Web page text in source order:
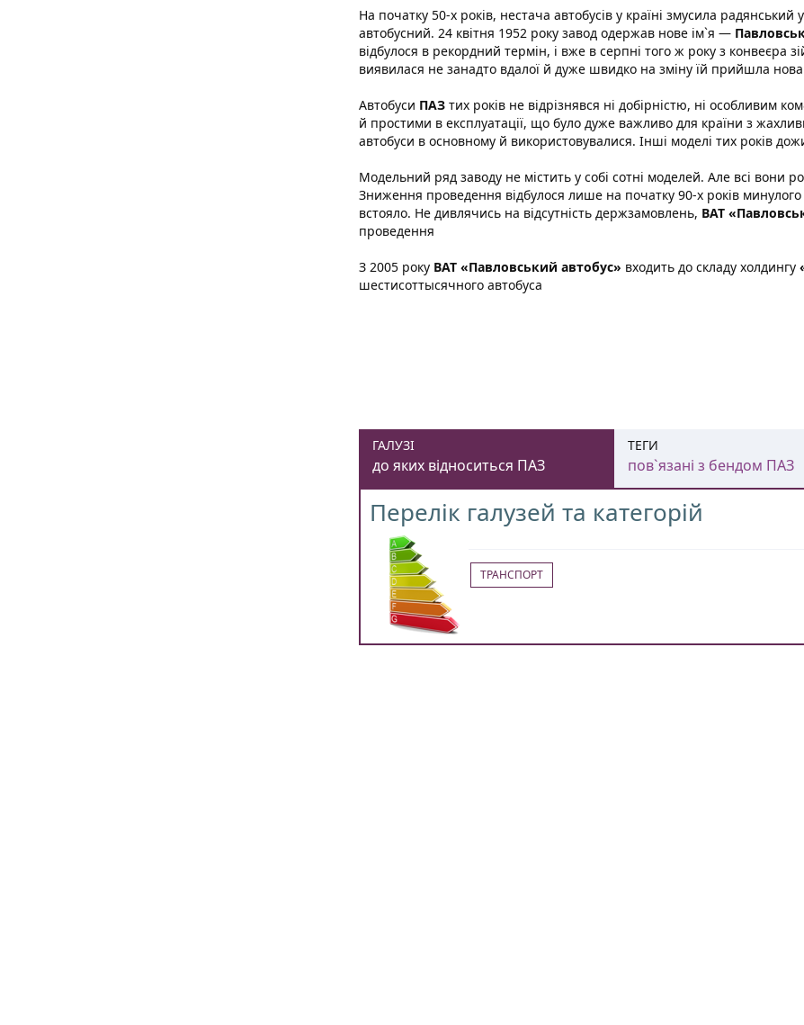
На початку 50-х років, нестача автобусів у країні змусила
автобусний. 24 квітня 1952 року завод одержав нове ім`я —
відбулося в рекордний термін, і вже в серпні того ж року з конвеєра
виявилася не занадто вдалої й дуже швидко на зміну їй прийшла
Автобуси ПАЗтих років не відрізнявся ні добірністю, ні особливим
й простими в експлуатації, що було дуже важливо для країни з
автобуси в основному й використовувалися. Інші моделі тих років
Модельний ряд заводу не містить у собі сотні моделей. Але всі вони
Зниження проведення відбулося лише на початку 90-х років минулого
встояло. Не дивлячись на відсутність держзамовлень, ВАТ
проведення
З 2005 року ВАТ «Павловський автобус» входить до складу холдингу
шестисоттысячного автобуса
ГАЛУЗІ
до яких відноситься ПАЗ
Перелік галузей та категорій
ТРАНСПОРТ
ТЕГИ
пов`язані з бендом ПАЗ